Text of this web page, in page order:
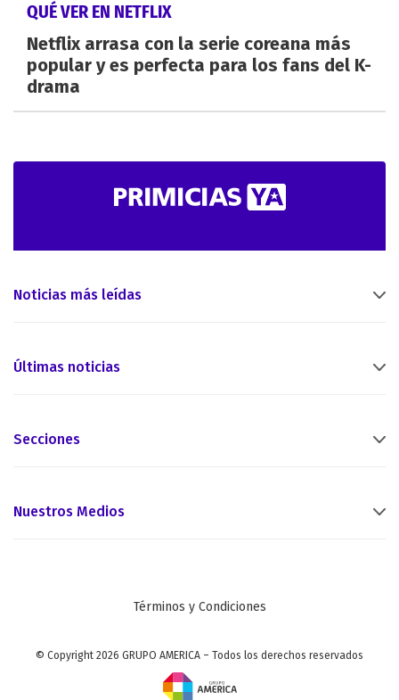
QUÉ VER EN NETFLIX
Netflix arrasa con la serie coreana más
popular y es perfecta para los fans del K-
drama
Noticias más leídas
Últimas noticias
Secciones
Nuestros Medios
Términos y Condiciones
© Copyright 2026 GRUPO AMERICA – Todos los derechos reservados